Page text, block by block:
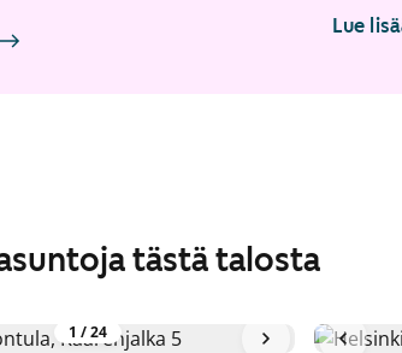
Lue
tästä talosta
1 /24